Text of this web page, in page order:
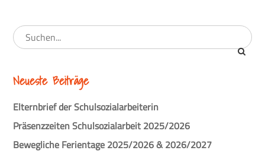
Neueste Beiträge
Elternbrief der Schulsozialarbeiterin
Präsenzzeiten Schulsozialarbeit 2025/2026
Bewegliche Ferientage 2025/2026 & 2026/2027